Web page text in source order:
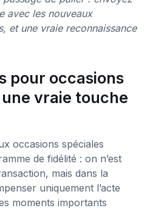
avec les nouveaux
et une vraie reconnaissance
pour occasions
vraie touche
occasions spéciales
de fidélité : on n’est
mais dans la
uniquement l’acte
moments importants